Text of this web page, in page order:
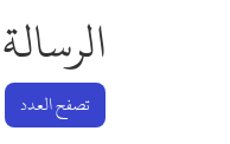
الرسالة
تصفح العدد